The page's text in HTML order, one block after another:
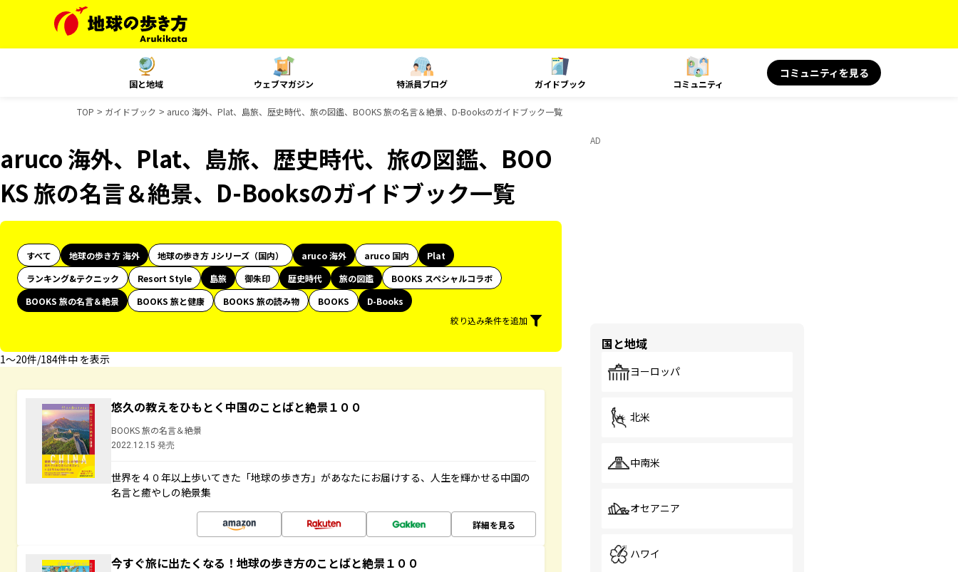
国と地域 ウェブマガジン 特派員ブログ ガイドブック コミュニティ
コミュニティを見る
TOP ガイドブック aruco 海外、Plat、島旅、歴史時代、旅の図鑑、BOOKS 旅の名言＆絶景、D-Booksのガイドブック一覧
aruco 海外、Plat、島旅、歴史時代、旅の図鑑、BOO
KS 旅の名言＆絶景、D-Booksのガイドブック一覧
すべて 地球の歩き方 海外 地球の歩き方 Jシリーズ（国内） aruco 海外 aruco 国内
Plat
ランキング&テクニック
Resort Style 島旅 御朱印 歴史時代 旅の図鑑
BOOKS スペシャルコラボ
BOOKS 旅の名言＆絶景
BOOKS 旅と健康 BOOKS 旅の読み物 BOOKS
D-Books
絞り込み条件を追加
1〜20件/184件中 を表示
悠久の教えをひもとく中国のことばと絶景１００
BOOKS 旅の名言＆絶景
2022.12.15 発売
世界を４０年以上歩いてきた「地球の歩き方」があなたにお届けする、人生を輝かせる中国の
名言と癒やしの絶景集
詳細を見る
今すぐ旅に出たくなる！地球の歩き方のことばと絶景１００
AD
国と地域
ヨーロッパ
北米
中南米
オセアニア
ハワイ